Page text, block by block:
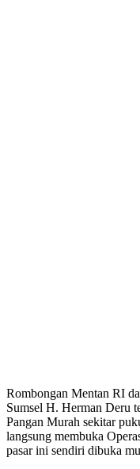
Rombongan Mentan RI
Sumsel H. Herman Deru
Pangan Murah sekitar
langsung membuka
pasar ini sendiri dibuka